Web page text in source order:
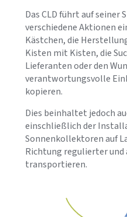
Das CLD führt auf seiner
verschiedene Aktionen
Kästchen, die
Kisten mit Kisten, die
Lieferanten oder den
verantwortungsvolle
kopieren.
Dies beinhaltet jedoch
einschließlich der
Sonnenkollektoren auf
Richtung regulierter und
transportieren.